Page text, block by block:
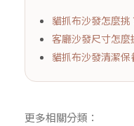
貓抓布沙發怎麼
客廳沙發尺寸怎
貓抓布沙發清潔
更多相關分類：